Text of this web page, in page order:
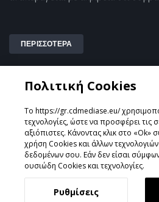
ΠΕΡΙΣΣΟΤΕΡΑ
1
Σχεδιάστηκε & Υλοποιήθηκε
Πολιτική Cookies
Το https://gr.cdmediase.eu/
τεχνολογίες, ώστε να προσφέρει τις
αξιόπιστες. Κάνοντας κλικ στο «Ok»
χρήση Cookies και άλλων
δεδομένων σου. Εάν δεν είσαι
ουσιώδη Cookies και τεχνολογίες.
Ρυθμίσεις